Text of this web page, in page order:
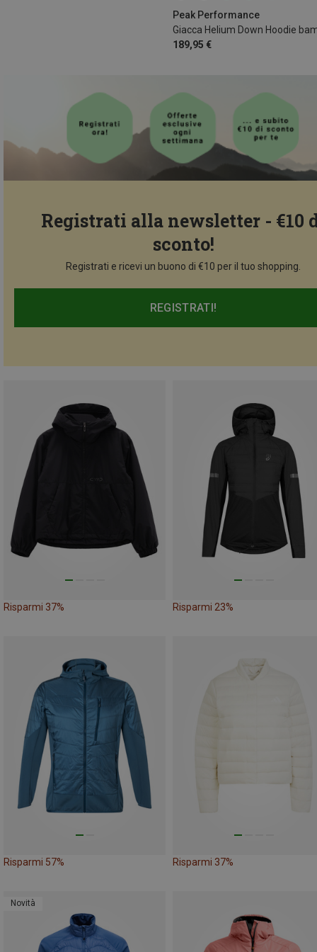
Peak Performance
189,95 €
160
170
Registrati alla newsletter - €10
sconto!
Registrati e ricevi un buono di €10 per il tuo shopping.
REGISTRATI!
Risparmi 37% Risparmi 23%
Risparmi 57% Risparmi 37%
Novità